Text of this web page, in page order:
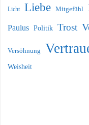
Licht Liebe Mitgefühl
Paulus Politik Trost
Versöhnung
Weisheit